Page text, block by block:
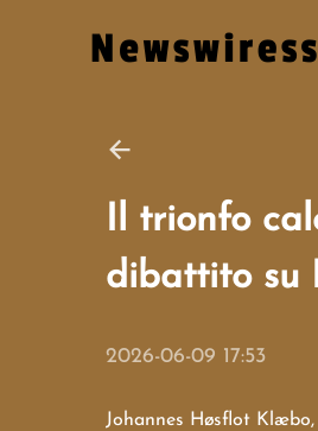
Il trionfo
dibattito su
2026-06-09 17:53
Johannes Høsflot